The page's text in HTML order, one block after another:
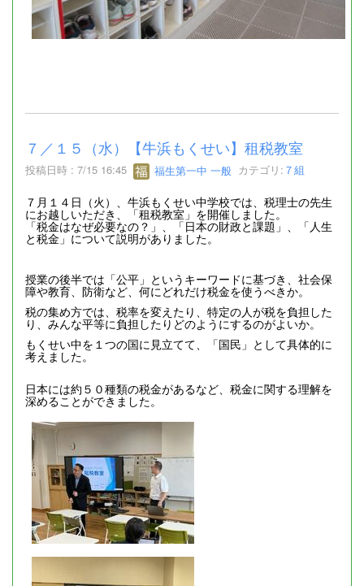
７／１５（水）【牛浜もくせい】租税教室
投稿日時 : 7/15 16:45 福生第一中 一般 カテゴリ: ７組
７⽉１４⽇（⽕）、⽜浜もくせい中学校では、税理⼠の先⽣
にお越しいただき、「租税教室」を開催しました。
「税⾦はなぜ必要なの？」、「⽇本の財政と課題」、「⼈⽣
と税⾦」について説明がありました。
授業の後半では「公平」というキーワードに基づき、社会保
障や教育、防衛など、何にどれだけ税金を使うべきか。
税の集め方では、税率を変えたり、特定の人が税を負担した
り、みんな平等に負担したりどのようにするのがよいか。
もくせい中を１つの国に見立てて、「国民」として具体的に
考えました。
日本には約５０種類の税⾦があるなど、税金に関する理解を
深めることができました。